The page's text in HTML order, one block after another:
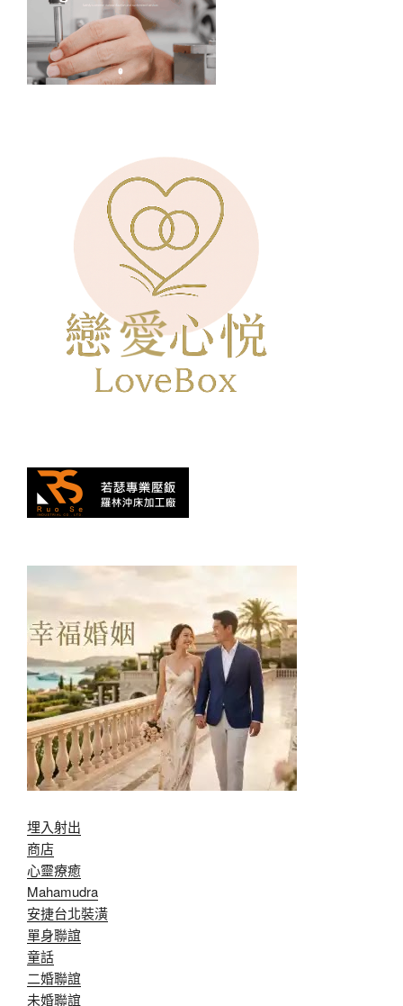
埋入射出
商店
心靈療癒
Mahamudra
安捷台北裝潢
單身聯誼
童話
二婚聯誼
未婚聯誼